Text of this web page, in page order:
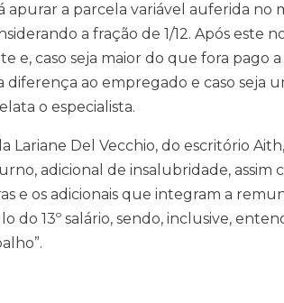
apurar a parcela variável auferida no
a fração de 1/12. Após este
e, caso seja maior do que fora pago
diferença ao empregado e caso seja
o especialista.
Lariane Del Vecchio, do escritório
adicional de insalubridade, assim
e os adicionais que integram a
do 13º salário, sendo, inclusive,